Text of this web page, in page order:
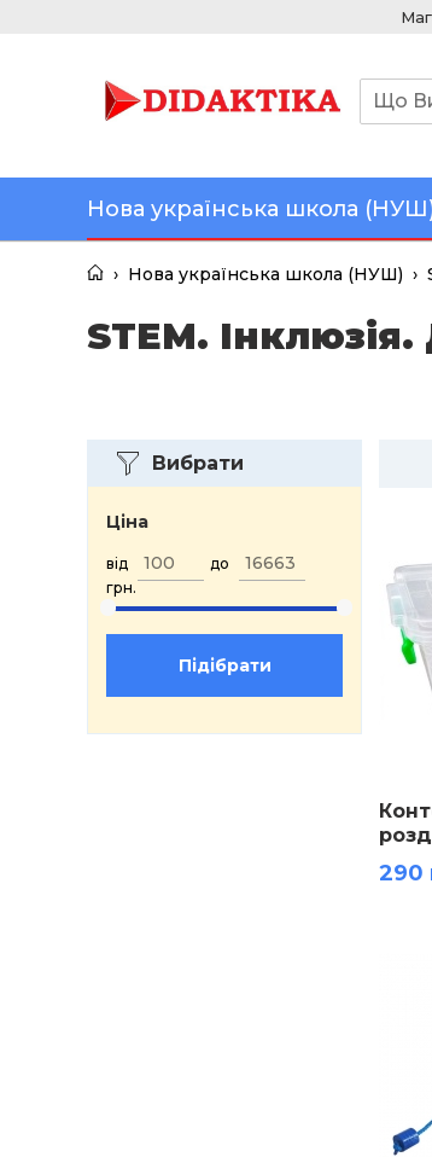
Нова українська школа
› Нова українська школа (НУШ) ›
STEM.
Вибрати
Ціна
від
до
грн.
290